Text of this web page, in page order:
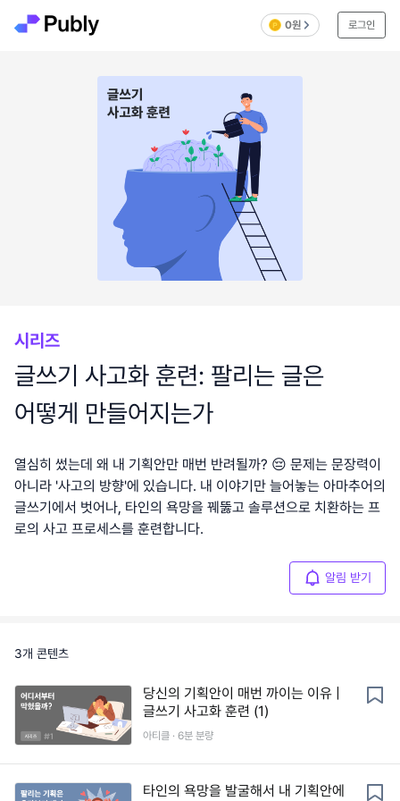
0원 로그인
시리즈
글쓰기 사고화 훈련: 팔리는 글은
어떻게 만들어지는가
열심히 썼는데 왜 내 기획안만 매번 반려될까? 😔 문제는 문장력이
아니라 '사고의 방향'에 있습니다. 내 이야기만 늘어놓는 아마추어의
글쓰기에서 벗어나, 타인의 욕망을 꿰뚫고 솔루션으로 치환하는 프
로의 사고 프로세스를 훈련합니다.
알림 받기
3개 콘텐츠
당신의 기획안이 매번 까이는 이유 |
글쓰기 사고화 훈련 (1)
아티클 · 6분 분량
타인의 욕망을 발굴해서 내 기획안에